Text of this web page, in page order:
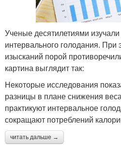
Ученые десятилетиями
интервального голодания. При
изысканий порой
картина выглядит так:
Некоторые исследования
разницы в плане снижения
практикуют интервальное
сокращают потреблений
читать дальше →